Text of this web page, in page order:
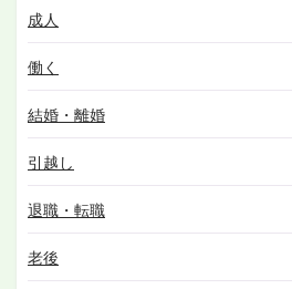
成人
働く
結婚・離婚
引越し
退職・転職
老後